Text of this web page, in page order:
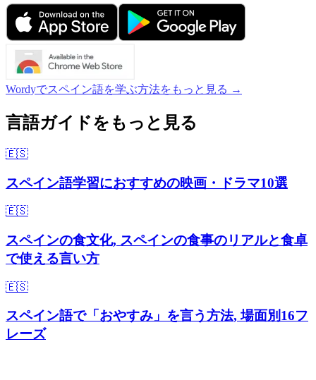
Wordyでスペイン語を学ぶ方法をもっと見る →
言語ガイドをもっと見る
🇪🇸
スペイン語学習におすすめの映画・ドラマ10選
🇪🇸
スペインの食文化, スペインの食事のリアルと食卓
で使える言い方
🇪🇸
スペイン語で「おやすみ」を言う方法, 場面別16フ
レーズ